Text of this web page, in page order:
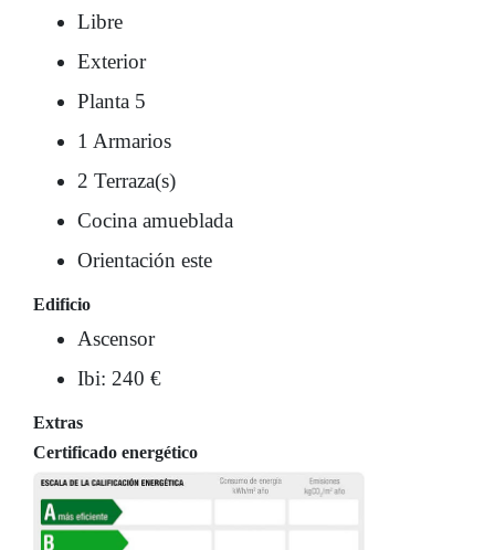
Libre
Exterior
Planta 5
1 Armarios
2 Terraza(s)
Cocina amueblada
Orientación este
Edificio
Ascensor
Ibi: 240 €
Extras
Certificado energético